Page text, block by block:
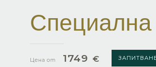
Цена от 1749 €